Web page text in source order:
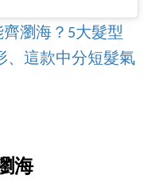
瀏海？5大髮型
、這款中分短髮氣
海